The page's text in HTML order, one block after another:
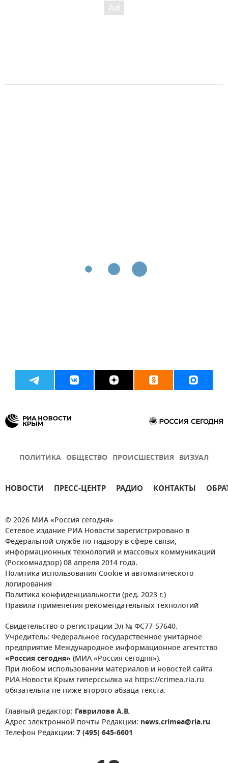
ПОЛИТИКА ОБЩЕСТВО ПРОИСШЕСТВИЯ ВИЗУАЛ
НОВОСТИ ПРЕСС-ЦЕНТР РАДИО КОНТАКТЫ
© 2026 МИА «Россия сегодня»
Сетевое издание РИА Новости зарегистрировано в
Федеральной службе по надзору в сфере связи,
информационных технологий и массовых коммуникаций
(Роскомнадзор) 08 апреля 2014 года.
Политика использования Cookie и автоматического
логирования
Политика конфиденциальности (ред. 2023 г.)
Правила применения рекомендательных технологий
Свидетельство о регистрации Эл № ФС77-57640.
Учредитель: Федеральное государственное унитарное
предприятие Международное информационное агентство
«Россия сегодня» (МИА «Россия сегодня»).
При любом использовании материалов и новостей сайта
РИА Новости Крым гиперссылка на https://crimea.ria.ru
обязательна не ниже второго абзаца текста.
Главный редактор: Гаврилова А.В.
Адрес электронной почты Редакции: news.crimea@ria.ru
Телефон Редакции: 7 (495) 645-6601